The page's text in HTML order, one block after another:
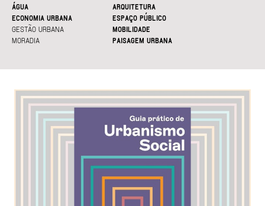
ÁGUA
ARQUITETURA
ECONOMIA URBANA
ESPAÇO PÚBLICO
GESTÃO URBANA
MOBILIDADE
MORADIA
PAISAGEM URBANA